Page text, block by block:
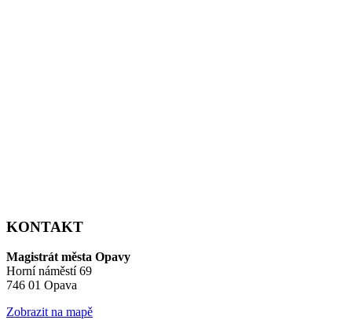
KONTAKT
Magistrát města Opavy
Horní náměstí 69
746 01 Opava
Zobrazit na mapě